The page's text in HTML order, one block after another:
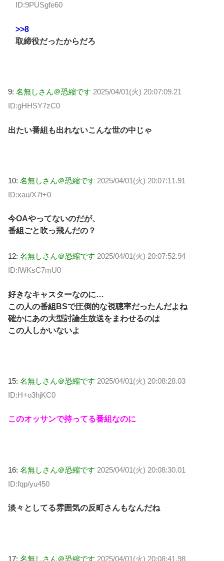
ID:9PUSgfe60
>>8
取締役だったからだろ
9: 名無しさん＠恐縮です 2025/04/01(火) 20:07:09.21
ID:gHHSY7zC0
出たい番組も出れないこんな世の中じゃ
10: 名無しさん＠恐縮です 2025/04/01(火) 20:07:11.91
ID:xau/X7t+0
今OAやってないのだが、
番組ごと吹っ飛んだの？
12: 名無しさん＠恐縮です 2025/04/01(火) 20:07:52.94
ID:fWKsC7mU0
好きなキャスターなのに…
この人の番組BSで圧倒的な視聴率だったんだよね
確かにあの大型討論生放送をまわせるのは
この人しかいないよ
15: 名無しさん＠恐縮です 2025/04/01(火) 20:08:28.03
ID:H+o3hjKC0
このオッサンで持ってる番組なのに
16: 名無しさん＠恐縮です 2025/04/01(火) 20:08:30.01
ID:fqp/yu450
淡々としてる雰囲気の反町さんもなんだね
17: 名無しさん＠恐縮です 2025/04/01(火) 20:08:41.98